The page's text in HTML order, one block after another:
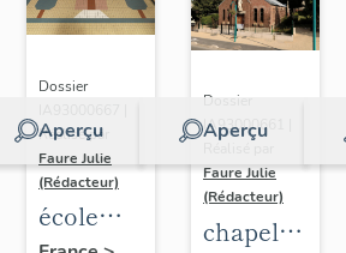
Aperçu
Dossier
Réalisé par
Faure Julie
(Rédacteur)
école
Aperçu
Dossier
IA93000661 |
Faure Julie
(Rédacteur)
chapelle